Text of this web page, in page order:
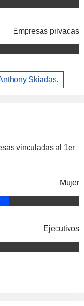
Empresas privadas
Skiadas.
vinculadas al 1er
Mujer
Ejecutivos